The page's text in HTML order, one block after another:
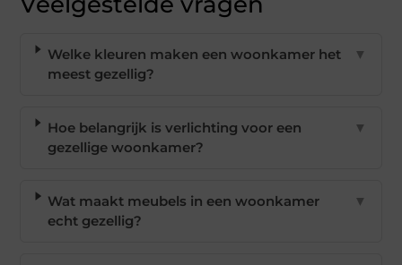
Welke kleuren maken een woonkamer het
meest gezellig?
▼
Hoe belangrijk is verlichting voor een
gezellige woonkamer?
▼
Wat maakt meubels in een woonkamer
echt gezellig?
▼